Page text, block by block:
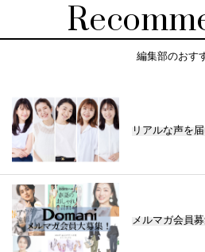
編集部のおす
リアルな声を
メルマガ会員